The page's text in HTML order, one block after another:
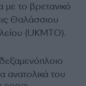
το βρετανικό
Θαλάσσιου
(UKMTO).
του